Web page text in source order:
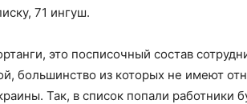
71 ингуш.
это посписочный состав
большинство из которых не имеют
Так, в список попали работники